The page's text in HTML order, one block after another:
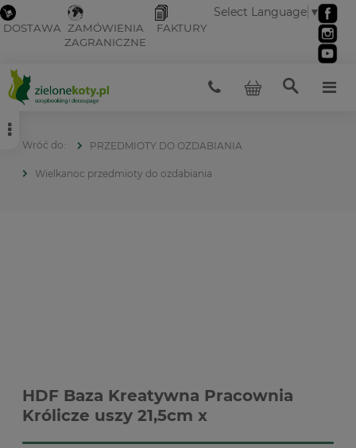
DOSTAWA ZAMÓWIENIA
ZAGRANICZNE
FAKTURY
Select Language ▼
PRZEDMIOTY DO OZDABIANIA
Wielkanoc przedmioty do ozdabiania
HDF Baza Kreatywna Pracownia
Królicze uszy 21,5cm x